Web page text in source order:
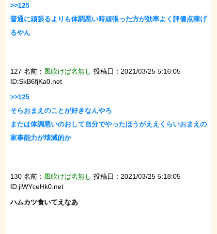
>>125
普通に頑張るよりも体調悪い時頑張った方が効率よく評価点稼げ
るやん
127 名前： 風吹けば名無し 投稿日：2021/03/25 5:16:05
ID:SkB6fjKa0.net
>>125
そらおまえのことが好きなんやろ
または体調悪いのおして自分でやったほうがええくらいおまえの
家事能力が壊滅的か
130 名前： 風吹けば名無し 投稿日：2021/03/25 5:18:05
ID:jiWYceHk0.net
ハムカツ食いてえなあ